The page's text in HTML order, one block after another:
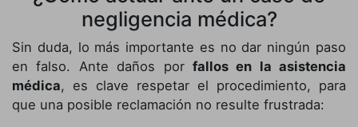
negligencia médica?
Sin duda, lo más importante es no dar ningún paso
en falso. Ante daños por fallos en la asistencia
médica, es clave respetar el procedimiento, para
que una posible reclamación no resulte frustrada: